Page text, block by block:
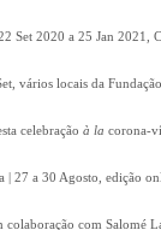
Set 2020 a 25 Jan
vários locais da
celebração à la corona-
| 27 a 30 Agosto, edição
colaboração com Salomé